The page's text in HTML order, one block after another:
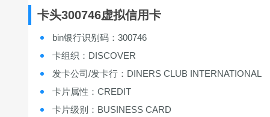
卡头300746虚拟信用卡
bin银行识别码：300746
卡组织：DISCOVER
发卡公司/发卡行：DINERS CLUB INTERNATIONAL
卡片属性：CREDIT
卡片级别：BUSINESS CARD